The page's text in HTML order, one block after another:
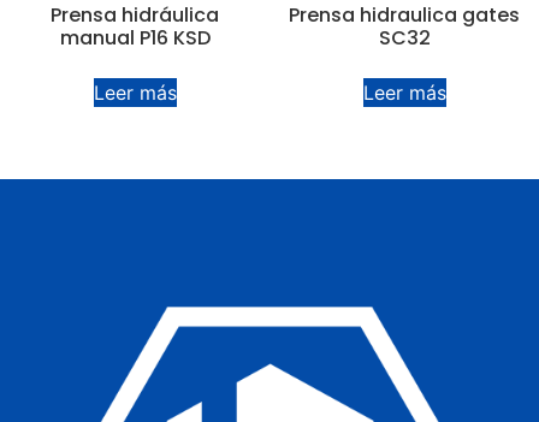
Prensa hidráulica
manual P16 KSD
Leer más
Prensa hidraulica gates
SC32
Leer más